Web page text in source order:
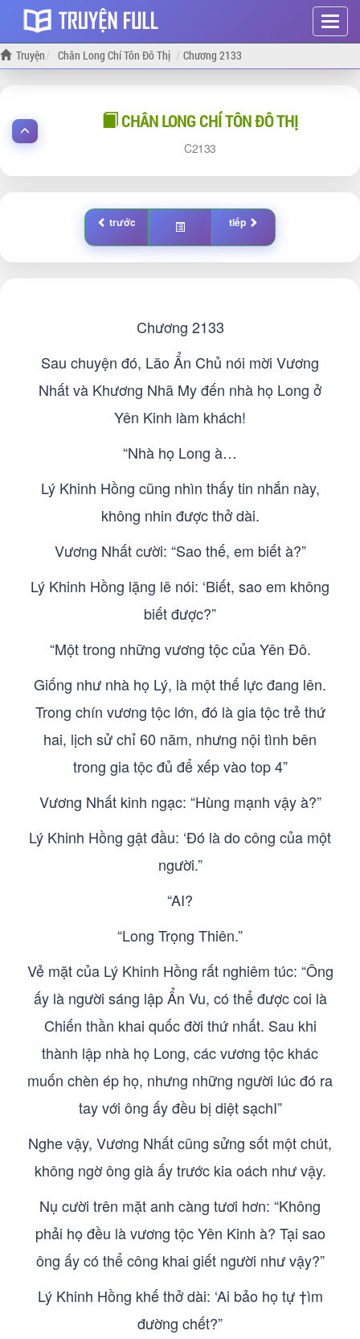
Hiện
menu
Truyện Chân Long Chí Tôn Đô Thị Chương 2133
CHÂN LONG CHÍ TÔN ĐÔ THỊ
2133
trước tiếp
Chương 2133
Sau chuyện đó, Lão Ẩn Chủ nói mời Vương
Nhất và Khương Nhã My đến nhà họ Long ở
Yên Kinh làm khách!
“Nhà họ Long à…
Lý Khinh Hồng cũng nhìn thấy tin nhắn này,
không nhin được thở dài.
Vương Nhất cười: “Sao thế, em biết à?”
Lý Khinh Hồng lặng lẽ nói: ‘Biết, sao em không
biết được?”
“Một trong những vương tộc của Yên Đô.
Giống như nhà họ Lý, là một thế lực đang lên.
Trong chín vương tộc lớn, đó là gia tộc trẻ thứ
hai, lịch sử chỉ 60 năm, nhưng nội tình bên
trong gia tộc đủ để xếp vào top 4”
Vương Nhất kinh ngạc: “Hùng mạnh vậy à?”
Lý Khinh Hồng gật đầu: ‘Đó là do công của một
người.”
“AI?
“Long Trọng Thiên.”
Vẻ mặt của Lý Khinh Hồng rất nghiêm túc: “Ông
ấy là người sáng lập Ẩn Vu, có thể được coi là
Chiến thần khai quốc đời thứ nhất. Sau khi
thành lập nhà họ Long, các vương tộc khác
muốn chèn ép họ, nhưng những người lúc đó ra
tay với ông ấy đều bị diệt sạchI”
Nghe vậy, Vương Nhất cũng sửng sốt một chút,
không ngờ ông già ấy trước kia oách như vậy.
Nụ cười trên mặt anh càng tươi hơn: “Không
phải họ đều là vương tộc Yên Kinh à? Tại sao
ông ấy có thể công khai giết người như vậy?”
Lý Khinh Hồng khế thở dài: ‘Ai bảo họ tự †ìm
đường chết?”